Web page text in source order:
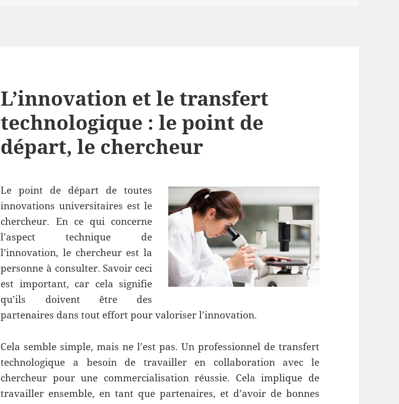
L’innovation et le transfert
technologique : le point de
départ, le chercheur
Le point de départ de toutes
innovations universitaires est le
chercheur. En ce qui concerne
l’aspect technique de
l’innovation, le chercheur est la
personne à consulter. Savoir ceci
est important, car cela signifie
qu’ils doivent être des
partenaires dans tout effort pour valoriser l’innovation.
Cela semble simple, mais ne l’est pas. Un professionnel de transfert
technologique a besoin de travailler en collaboration avec le
chercheur pour une commercialisation réussie. Cela implique de
travailler ensemble, en tant que partenaires, et d’avoir de bonnes